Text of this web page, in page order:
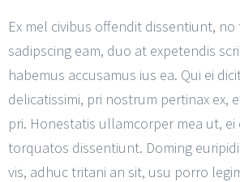
Ex mel civibus offendit dissentiunt,
sadipscing eam, duo at expetendis
habemus accusamus ius ea. Qui ei
delicatissimi, pri nostrum pertinax ex,
pri. Honestatis ullamcorper mea ut,
torquatos dissentiunt. Doming
vis, adhuc tritani an sit, usu porro